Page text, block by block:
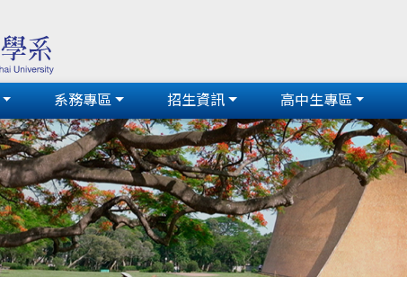
系務專區 招生資訊 高中生專區